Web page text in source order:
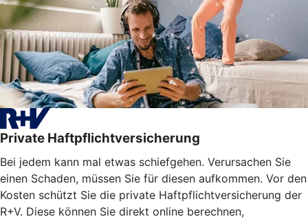
Private Haftpflichtversicherung
Bei jedem kann mal etwas schiefgehen. Verursachen Sie
einen Schaden, müssen Sie für diesen aufkommen. Vor den
Kosten schützt Sie die private Haftpflichtversicherung der
R+V. Diese können Sie direkt online berechnen,